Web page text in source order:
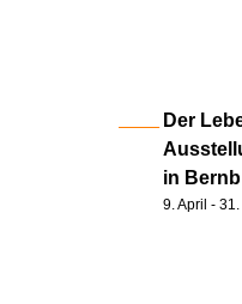
Der
in
9. April -